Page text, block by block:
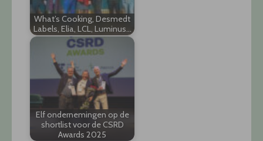
What’s Cooking, Desmedt
Labels, Elia, LCL, Luminus…
Elf ondernemingen op de
shortlist voor de CSRD
Awards 2025